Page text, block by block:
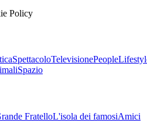
Policy
SpettacoloTelevisionePeople
Spazio
FratelloL'isola dei famosiAmici